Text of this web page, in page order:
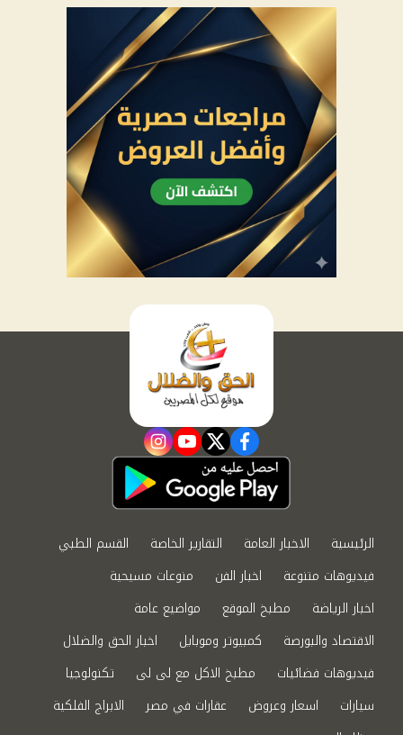
facebook
twitter
youtube
instagram
الرئيسية الاخبار العامة التقارير الخاصة
القسم الطبي
فيديوهات متنوعة
اخبار الفن
منوعات مسيحية
اخبار الرياضة
مطبخ الموقع
مواضيع عامة
الاقتصاد والبورصة
كمبيوتر وموبايل
اخبار الحق والضلال
فيديوهات فضائيات
مطبخ الاكل مع لى لى
تكنولوجيا
سيارات
اسعار وعروض عقارات في مصر
الابراج الفلكية